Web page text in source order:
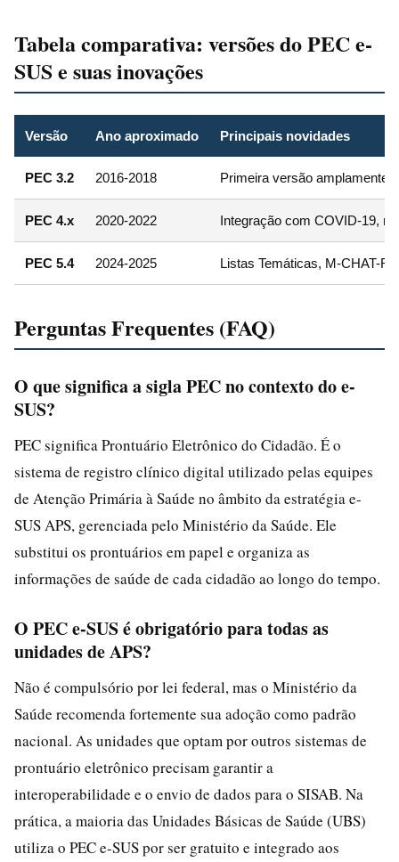
Tabela comparativa: versões do PEC e-
SUS e suas inovações
Versão Ano aproximado Principais novidades
PEC 3.2 2016-2018 Primeira versão amplamente
PEC 4.x 2020-2022 Integração com COVID-19,
PEC 5.4 2024-2025 Listas Temáticas, M-CHAT-
Perguntas Frequentes (FAQ)
O que significa a sigla PEC no contexto do e-
SUS?
PEC significa Prontuário Eletrônico do Cidadão. É o
sistema de registro clínico digital utilizado pelas equipes
de Atenção Primária à Saúde no âmbito da estratégia e-
SUS APS, gerenciada pelo Ministério da Saúde. Ele
substitui os prontuários em papel e organiza as
informações de saúde de cada cidadão ao longo do tempo.
O PEC e-SUS é obrigatório para todas as
unidades de APS?
Não é compulsório por lei federal, mas o Ministério da
Saúde recomenda fortemente sua adoção como padrão
nacional. As unidades que optam por outros sistemas de
prontuário eletrônico precisam garantir a
interoperabilidade e o envio de dados para o SISAB. Na
prática, a maioria das Unidades Básicas de Saúde (UBS)
utiliza o PEC e-SUS por ser gratuito e integrado aos